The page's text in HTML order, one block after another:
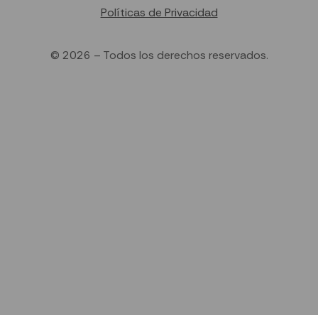
Políticas de Privacidad
© 2026 – Todos los derechos reservados.